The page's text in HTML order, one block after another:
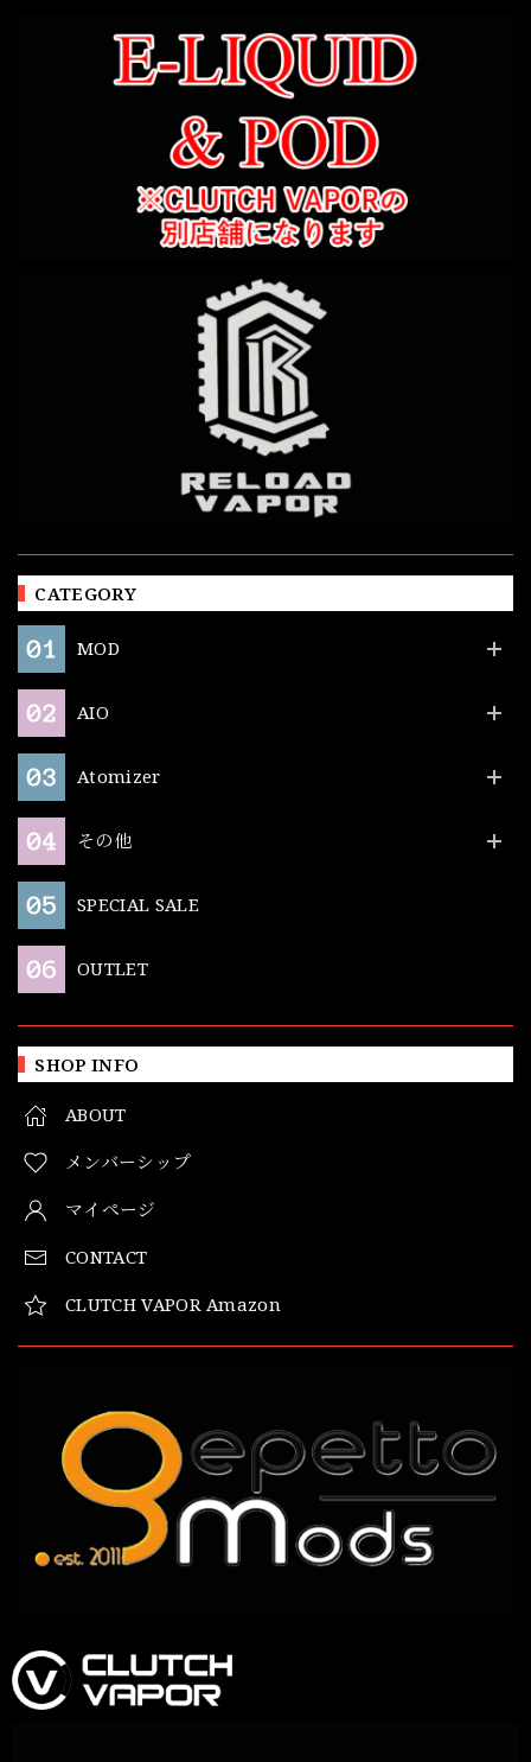
CATEGORY
MOD
AIO
Atomizer
その他
SPECIAL SALE
OUTLET
SHOP INFO
ABOUT
メンバーシップ
マイページ
CONTACT
CLUTCH VAPOR Amazon